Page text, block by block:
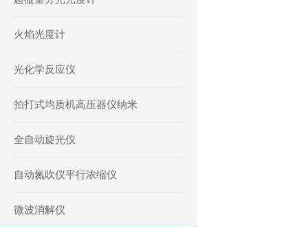
火焰光度计
光化学反应仪
拍打式均质机高压器仪纳米
全自动旋光仪
自动氮吹仪平行浓缩仪
微波消解仪